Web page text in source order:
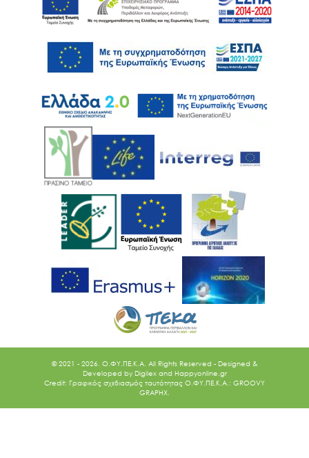
© 2021 - 2026. O.ΦΥ.ΠΕ.Κ.Α. All Rights Reserved - Designed &
Developed by Digilex and Happyonline.gr
Credit: Γραφικός σχεδιασμός ταυτότητας Ο.ΦΥ.ΠΕ.Κ.Α.: GROOVY
GRAPHX.